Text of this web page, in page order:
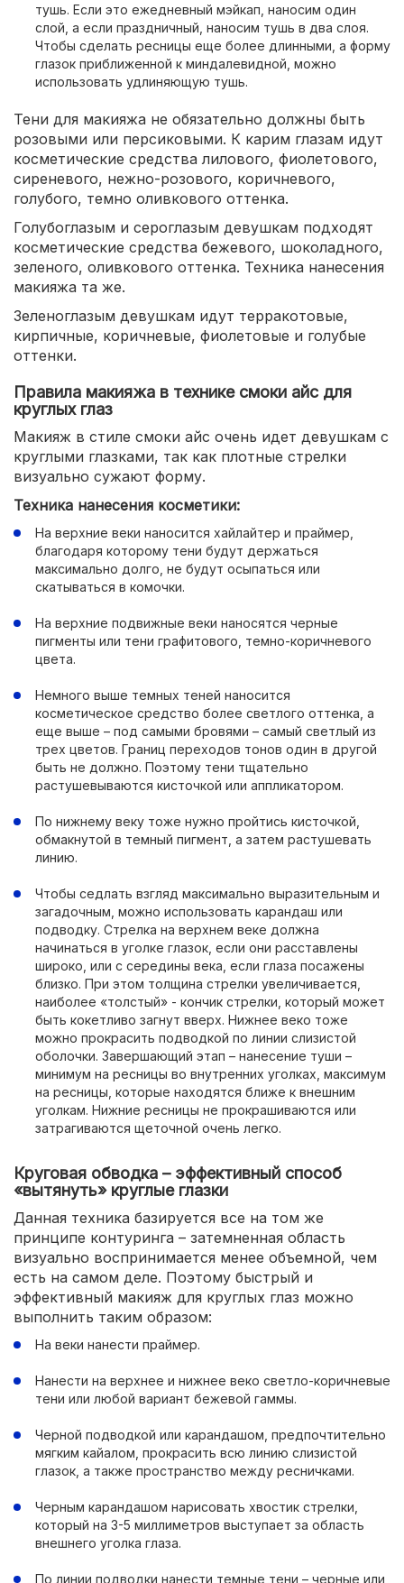
тушь. Если это ежедневный мэйкап, наносим один
слой, а если праздничный, наносим тушь в два слоя.
Чтобы сделать ресницы еще более длинными, а форму
глазок приближенной к миндалевидной, можно
использовать удлиняющую тушь.
Тени для макияжа не обязательно должны быть
розовыми или персиковыми. К карим глазам идут
косметические средства лилового, фиолетового,
сиреневого, нежно-розового, коричневого,
голубого, темно оливкового оттенка.
Голубоглазым и сероглазым девушкам подходят
косметические средства бежевого, шоколадного,
зеленого, оливкового оттенка. Техника нанесения
макияжа та же.
Зеленоглазым девушкам идут терракотовые,
кирпичные, коричневые, фиолетовые и голубые
оттенки.
Правила макияжа в технике смоки айс для
круглых глаз
Макияж в стиле смоки айс очень идет девушкам с
круглыми глазками, так как плотные стрелки
визуально сужают форму.
Техника нанесения косметики:
На верхние веки наносится хайлайтер и праймер,
благодаря которому тени будут держаться
максимально долго, не будут осыпаться или
скатываться в комочки.
На верхние подвижные веки наносятся черные
пигменты или тени графитового, темно-коричневого
цвета.
Немного выше темных теней наносится
косметическое средство более светлого оттенка, а
еще выше – под самыми бровями – самый светлый из
трех цветов. Границ переходов тонов один в другой
быть не должно. Поэтому тени тщательно
растушевываются кисточкой или аппликатором.
По нижнему веку тоже нужно пройтись кисточкой,
обмакнутой в темный пигмент, а затем растушевать
линию.
Чтобы седлать взгляд максимально выразительным и
загадочным, можно использовать карандаш или
подводку. Стрелка на верхнем веке должна
начинаться в уголке глазок, если они расставлены
широко, или с середины века, если глаза посажены
близко. При этом толщина стрелки увеличивается,
наиболее «толстый» - кончик стрелки, который может
быть кокетливо загнут вверх. Нижнее веко тоже
можно прокрасить подводкой по линии слизистой
оболочки. Завершающий этап – нанесение туши –
минимум на ресницы во внутренних уголках, максимум
на ресницы, которые находятся ближе к внешним
уголкам. Нижние ресницы не прокрашиваются или
затрагиваются щеточной очень легко.
Круговая обводка – эффективный способ
«вытянуть» круглые глазки
Данная техника базируется все на том же
принципе контуринга – затемненная область
визуально воспринимается менее объемной, чем
есть на самом деле. Поэтому быстрый и
эффективный макияж для круглых глаз можно
выполнить таким образом:
На веки нанести праймер.
Нанести на верхнее и нижнее веко светло-коричневые
тени или любой вариант бежевой гаммы.
Черной подводкой или карандашом, предпочтительно
мягким кайалом, прокрасить всю линию слизистой
глазок, а также пространство между ресничками.
Черным карандашом нарисовать хвостик стрелки,
который на 3-5 миллиметров выступает за область
внешнего уголка глаза.
По линии подводки нанести темные тени – черные или